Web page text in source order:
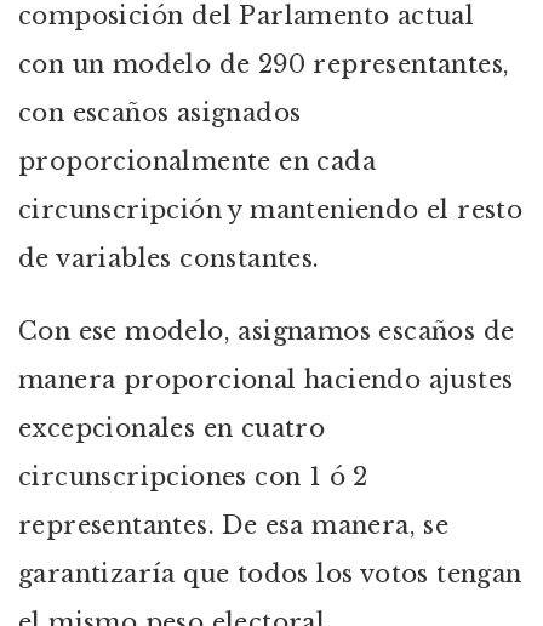
composición del Parlamento actual
con un modelo de 290 representantes,
con escaños asignados
proporcionalmente en cada
circunscripción y manteniendo el resto
de variables constantes.
Con ese modelo, asignamos escaños de
manera proporcional haciendo ajustes
excepcionales en cuatro
circunscripciones con 1 ó 2
representantes. De esa manera, se
garantizaría que todos los votos tengan